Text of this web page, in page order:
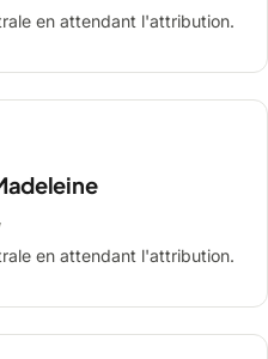
en attendant l'attribution.
en attendant l'attribution.